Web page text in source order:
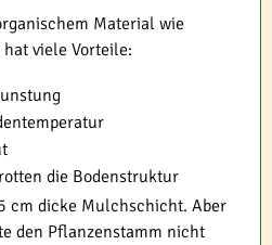
Material wie
viele Vorteile:
die Bodenstruktur
cm dicke Mulchschicht. Aber
den Pflanzenstamm nicht